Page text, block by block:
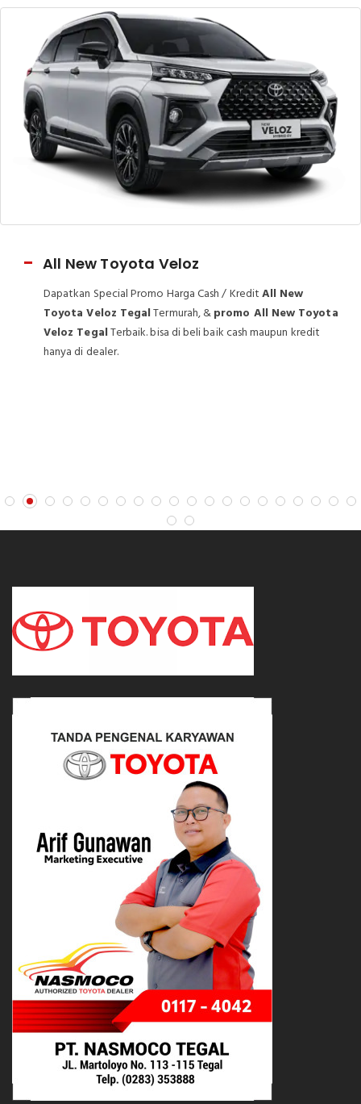
All New Toyota Veloz
Dapatkan Special Promo Harga Cash / KreditAll New
Toyota Veloz TegalTermurah, &promo All New Toyota
Veloz TegalTerbaik. bisa di beli baik cash maupun kredit
hanya di dealer.